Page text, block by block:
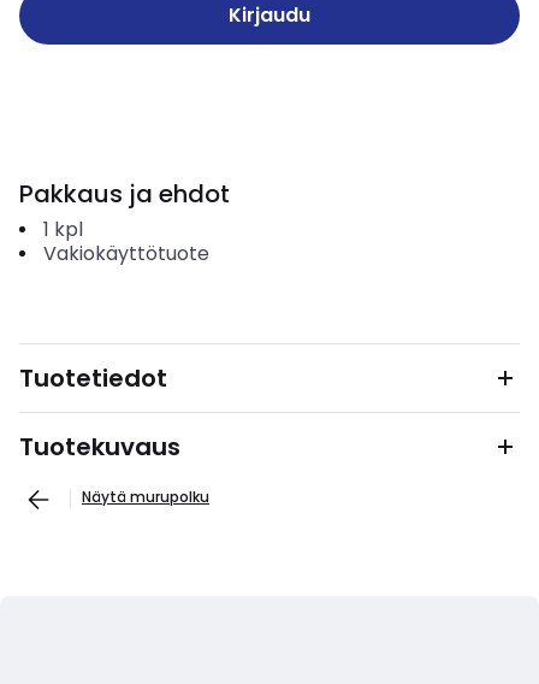
Kirjaudu
Pakkaus ja ehdot
1 kpl
Vakiokäyttötuote
Tuotetiedot
Tuotekuvaus
Näytä murupolku